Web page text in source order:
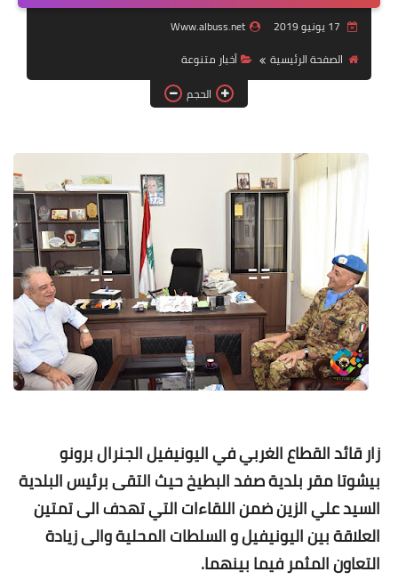
Www.albuss.net
الصفحة الرئيسية
أخبار متنوعة
الحجم
زار قائد القطاع الغربي في اليونيفيل الجنرال برونو
بيشوتا مقر بلدية صفد البطيخ حيث التقى برئيس البلدية
السيد علي الزين ضمن اللقاءات التي تهدف الى تمتين
العلاقة بين اليونيفيل و السلطات المحلية والى زيادة
التعاون المثمر فيما بينهما.